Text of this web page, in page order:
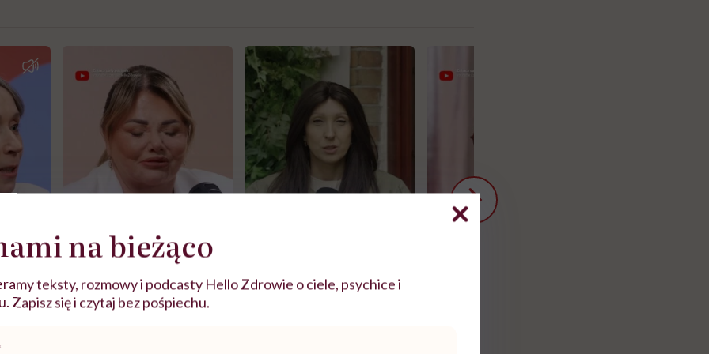
na bieżąco
teksty, rozmowy i podcasty Hello Zdrowie o ciele, psychice i
Zapisz się i czytaj bez pośpiechu.